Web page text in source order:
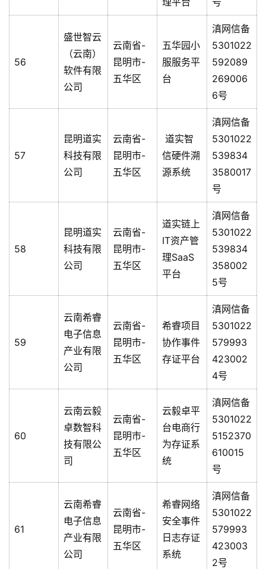
56
盛世智云
（云南）
软件有限
公司
云南省-
昆明市-
五华区
五华园小
服服务平
台
滇网信备
5301022
592089
269006
6号
57
昆明道实
科技有限
公司
云南省-
昆明市-
五华区
道实智
信硬件溯
源系统
滇网信备
5301022
539834
3580017
号
58
昆明道实
科技有限
公司
云南省-
昆明市-
五华区
道实链上
IT资产管
理SaaS
平台
滇网信备
5301022
539834
358002
5号
59
云南希睿
电子信息
产业有限
公司
云南省-
昆明市-
五华区
希睿项目
协作事件
存证平台
滇网信备
5301022
579993
423002
4号
60
云南云毅
卓数智科
技有限公
司
云南省-
昆明市-
五华区
云毅卓平
台电商行
为存证系
统
滇网信备
5301022
5152370
610015
号
61
云南希睿
电子信息
产业有限
公司
云南省-
昆明市-
五华区
希睿网络
安全事件
日志存证
系统
滇网信备
5301022
579993
423003
2号